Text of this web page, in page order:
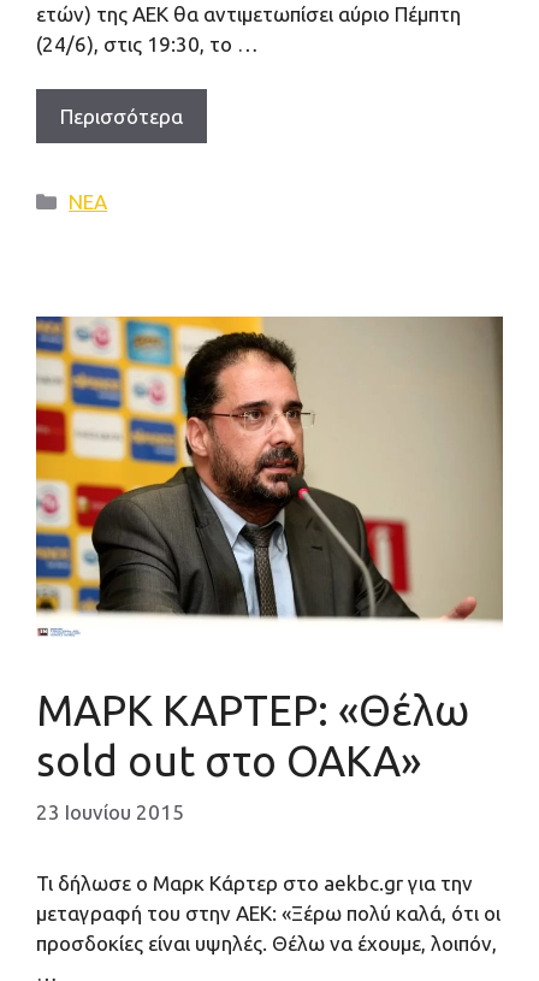
ετών) της ΑΕΚ θα αντιμετωπίσει αύριο Πέμπτη
(24/6), στις 19:30, το …
Περισσότερα
Κατηγορίες
ΝΕΑ
ΜΑΡΚ ΚΑΡΤΕΡ: «Θέλω
sold out στο ΟΑΚΑ»
23 Ιουνίου 2015
Τι δήλωσε ο Μαρκ Κάρτερ στο aekbc.gr για την
μεταγραφή του στην ΑΕΚ: «Ξέρω πολύ καλά, ότι οι
προσδοκίες είναι υψηλές. Θέλω να έχουμε, λοιπόν,